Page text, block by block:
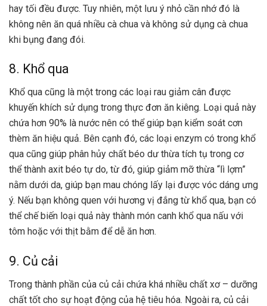
hay tối đều được. Tuy nhiên, một lưu ý nhỏ cần nhớ đó là
không nên ăn quá nhiều cà chua và không sử dụng cà chua
khi bụng đang đói.
8. Khổ qua
Khổ qua cũng là một trong các loại rau giảm cân được
khuyến khích sử dụng trong thực đơn ăn kiêng. Loại quả này
chứa hơn 90% là nước nên có thể giúp bạn kiểm soát cơn
thèm ăn hiệu quả. Bên cạnh đó, các loại enzym có trong khổ
qua cũng giúp phân hủy chất béo dư thừa tích tụ trong cơ
thể thành axit béo tự do, từ đó, giúp giảm mỡ thừa “lì lợm”
nằm dưới da, giúp bạn mau chóng lấy lại được vóc dáng ưng
ý. Nếu bạn không quen với hương vị đắng từ khổ qua, bạn có
thể chế biến loại quả này thành món canh khổ qua nấu với
tôm hoặc với thịt bằm để dễ ăn hơn.
9. Củ cải
Trong thành phần của củ cải chứa khá nhiều chất xơ – dưỡng
chất tốt cho sự hoạt động của hệ tiêu hóa. Ngoài ra, củ cải